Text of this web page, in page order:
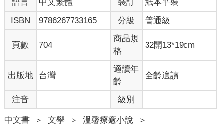
住。
第一次看到流的獨生女小石時，她還是小嬰兒。
「小石，妳真是越大越漂亮了。」窪山脫下了風衣。
「沒想到是秀哥啊。」身穿白色廚師服的鴨川流聽到聲音，從廚
房走了出來。
「果然在這裡啊。」窪山瞇起眼睛，對流露出了溫暖的笑容。
「你真有本事，竟然有辦法找到這裡。請坐請坐，雖然小店很破
舊。」流用手巾擦了擦鐵管椅的紅色椅面。
「我的直覺還沒退步。」窪山對著凍僵的手指吹著氣，在椅子上
坐了下來。
「我們有幾年沒見了？」流拿下了白色廚師帽。
「我記得最後一次見面好像是在你太太的葬禮上。」
語言 中文繁體 裝訂
紙本平裝
ISBN
9786267733165 分級 普通級
頁數 704
商品規
格
32開13*19cm
出版地 台灣
適讀年
齡
全齡適讀
注音 級別
中文書 ＞ 文學 ＞ 溫馨療癒小說
＞